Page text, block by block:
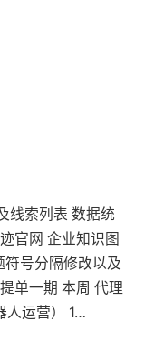
线索列表 数据统
官网 企业知识图
号分隔修改以及
单一期 本周 代理
人运营） 1…